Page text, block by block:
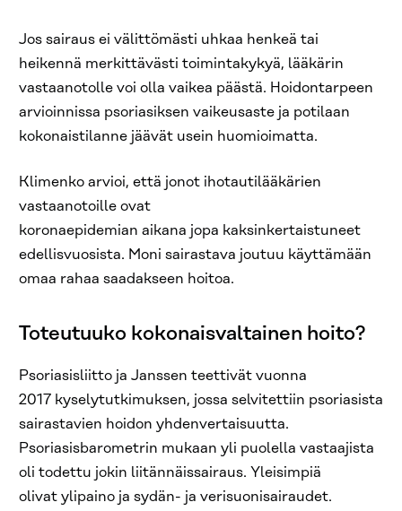
Jos sairaus ei välittömästi uhkaa henkeä tai
heikennä merkittävästi toimintakykyä, lääkärin
vastaanotolle voi olla vaikea päästä. Hoidontarpeen
arvioinnissa psoriasiksen vaikeusaste ja potilaan
kokonaistilanne jäävät usein huomioimatta.
Klimenko arvioi, että jonot ihotautilääkärien
vastaanotoille ovat
koronaepidemian aikana jopa kaksinkertaistuneet
edellisvuosista. Moni sairastava joutuu käyttämään
omaa rahaa saadakseen hoitoa.
Toteutuuko kokonaisvaltainen hoito?
Psoriasisliitto ja Janssen teettivät vuonna
2017 kyselytutkimuksen, jossa selvitettiin psoriasista
sairastavien hoidon yhdenvertaisuutta.
Psoriasisbarometrin mukaan yli puolella vastaajista
oli todettu jokin liitännäissairaus. Yleisimpiä
olivat ylipaino ja sydän- ja verisuonisairaudet.